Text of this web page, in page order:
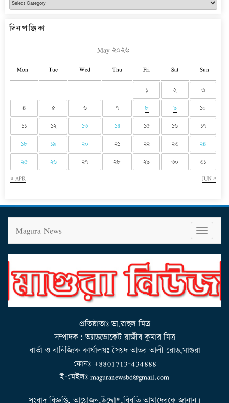
দিনপঞ্জিকা
May ২০২৬
Mon Tue Wed Thu Fri Sat Sun
« APR JUN »
১ ২ ৩
৪ ৫ ৬ ৭ ৮ ৯ ১০
১১ ১২ ১৩ ১৪ ১৫ ১৬ ১৭
১৮ ১৯ ২০ ২১ ২২ ২৩ ২৪
২৫ ২৬ ২৭ ২৮ ২৯ ৩০ ৩১
T
o
g
g
l
n
g
a
t
i
o
n
Magura News
প্রতিষ্ঠাতাঃ ডা.রাহুল মিত্র
সম্পাদক: অ্যাডভোকেট রাজীব কুমার মিত্র
বার্তা ও বানিজ্যিক কার্যালয়ঃ সৈয়দ আতর আলী রোড,মাগুরা
ফোনঃ +8801713-434888
ই-মেইলঃ maguranewsbd@gmail.com